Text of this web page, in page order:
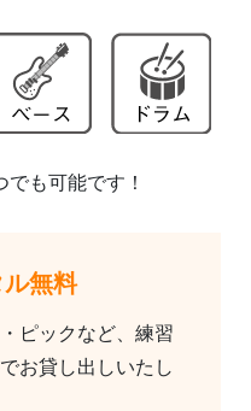
も可能です！
無料
ピックなど、練習
お貸し出しいたし